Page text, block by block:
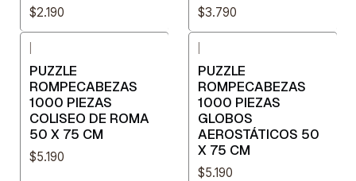
$2.190 $3.790
PUZZLE
ROMPECABEZAS
1000 PIEZAS
COLISEO DE ROMA
50 X 75 CM
$5.190
PUZZLE
ROMPECABEZAS
1000 PIEZAS
GLOBOS
AEROSTÁTICOS 50
X 75 CM
$5.190